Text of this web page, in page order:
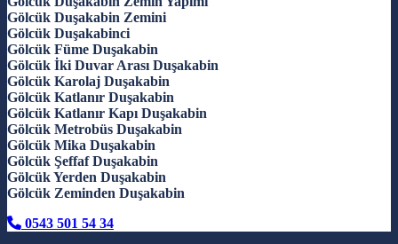
Gölcük Duşakabin Zemini
Gölcük Duşakabinci
Gölcük Füme Duşakabin
Gölcük İki Duvar Arası Duşakabin
Gölcük Karolaj Duşakabin
Gölcük Katlanır Duşakabin
Gölcük Katlanır Kapı Duşakabin
Gölcük Metrobüs Duşakabin
Gölcük Mika Duşakabin
Gölcük Şeffaf Duşakabin
Gölcük Yerden Duşakabin
Gölcük Zeminden Duşakabin
0543 501 54 34